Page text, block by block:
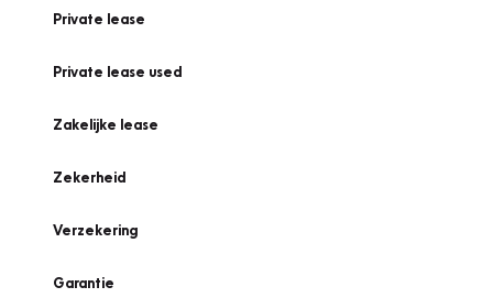
Private lease
Private lease used
Zakelijke lease
Zekerheid
Verzekering
Garantie